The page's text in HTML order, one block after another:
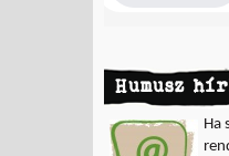
Humusz
Ha